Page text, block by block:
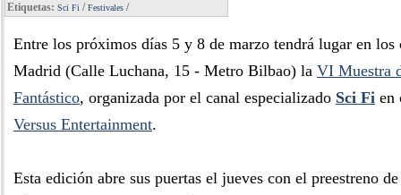
Etiquetas: Sci Fi /Festivales /
Entre los próximos días 5 y 8 de marzo tendrá lugar en los
Madrid (Calle Luchana, 15 - Metro Bilbao) la VI Muestra
Fantástico, organizada por el canal especializado Sci Fi en
Versus Entertainment.
Esta edición abre sus puertas el jueves con el preestreno